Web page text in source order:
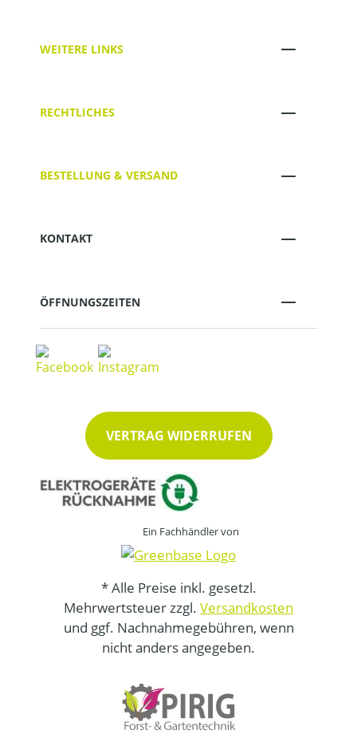
WEITERE LINKS
RECHTLICHES
BESTELLUNG & VERSAND
KONTAKT
ÖFFNUNGSZEITEN
VERTRAG WIDERRUFEN
Ein Fachhändler von
* Alle Preise inkl. gesetzl.
Mehrwertsteuer zzgl. Versandkosten
und ggf. Nachnahmegebühren, wenn
nicht anders angegeben.